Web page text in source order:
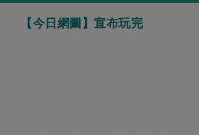
【今日網圖】宣布玩完